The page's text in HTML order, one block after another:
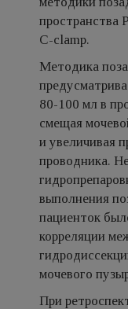
пространства
С-clamp.
Методика
80-100 мл в
смещая
и увеличивая
проводника.
выполнения
пациенток
корреляции
мочевого
При